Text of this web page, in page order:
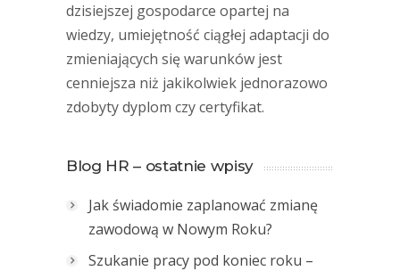
dzisiejszej gospodarce opartej na
wiedzy, umiejętność ciągłej adaptacji do
zmieniających się warunków jest
cenniejsza niż jakikolwiek jednorazowo
zdobyty dyplom czy certyfikat.
Blog HR – ostatnie wpisy
Jak świadomie zaplanować zmianę
zawodową w Nowym Roku?
Szukanie pracy pod koniec roku –